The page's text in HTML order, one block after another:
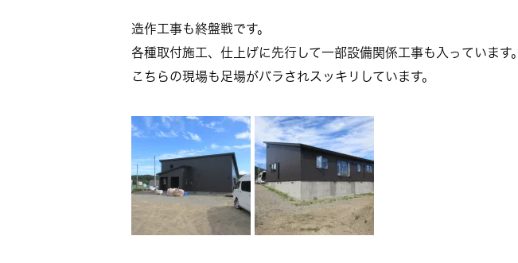
造作工事も終盤戦です。
各種取付施工、仕上げに先行して一部設備関係工事も入っています。
こちらの現場も足場がバラされスッキリしています。